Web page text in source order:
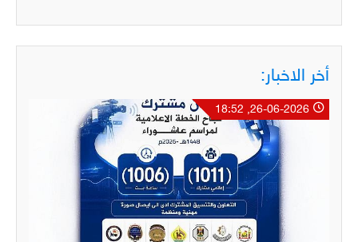
أخر الاخبار: